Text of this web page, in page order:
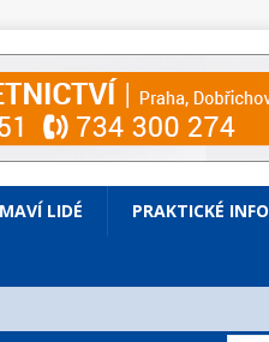
LIDÉ PRAKTICKÉ INFO